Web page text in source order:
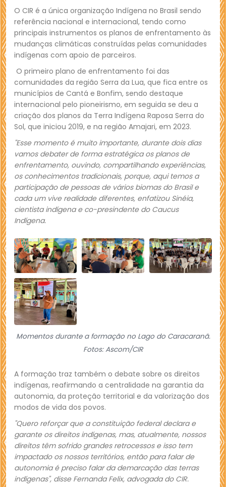
O CIR é a única organização Indígena no Brasil sendo
referência nacional e internacional, tendo como
principais instrumentos os planos de enfrentamento às
mudanças climáticas construídas pelas comunidades
indígenas com apoio de parceiros.
O primeiro plano de enfrentamento foi das
comunidades da região Serra da Lua, que fica entre os
municípios de Cantá e Bonfim, sendo destaque
internacional pelo pioneirismo, em seguida se deu a
criação dos planos da Terra Indígena Raposa Serra do
Sol, que iniciou 2019, e na região Amajari, em 2023.
"Esse momento é muito importante, durante dois dias
vamos debater de forma estratégica os planos de
enfrentamento, ouvindo, compartilhando experiências,
os conhecimentos tradicionais, porque, aqui temos a
participação de pessoas de vários biomas do Brasil e
cada um vive realidade diferentes, enfatizou Sinéia,
cientista indígena e co-presindente do Caucus
Indígena.
Momentos durante a formação no Lago do Caracaranã.
Fotos: Ascom/CIR
A formação traz também o debate sobre os direitos
indígenas, reafirmando a centralidade na garantia da
autonomia, da proteção territorial e da valorização dos
modos de vida dos povos.
"Quero reforçar que a constituição federal declara e
garante os direitos indígenas, mas, atualmente, nossos
direitos têm sofrido grandes retrocessos e isso tem
impactado os nossos territórios, então para falar de
autonomia é preciso falar da demarcação das terras
indígenas", disse Fernanda Felix, advogada do CIR.